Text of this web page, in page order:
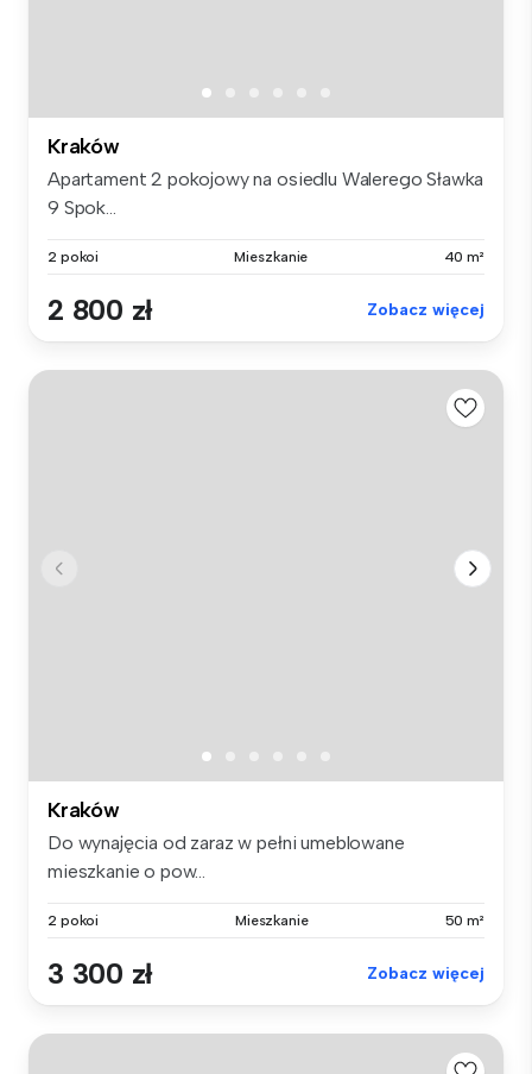
Kraków
Apartament 2 pokojowy na osiedlu Walerego Sławka
9 Spok...
2 pokoi Mieszkanie 40 m²
2 800 zł Zobacz więcej
Kraków
Do wynajęcia od zaraz w pełni umeblowane
mieszkanie o pow...
2 pokoi Mieszkanie 50 m²
3 300 zł Zobacz więcej